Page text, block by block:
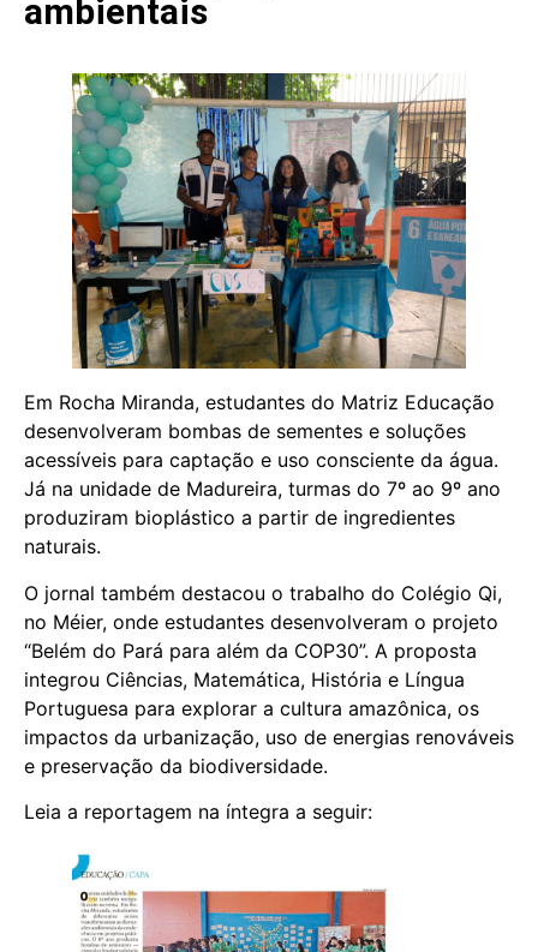
ambientais
Em Rocha Miranda, estudantes do Matriz Educação
desenvolveram bombas de sementes e soluções
acessíveis para captação e uso consciente da água.
Já na unidade de Madureira, turmas do 7º ao 9º ano
produziram bioplástico a partir de ingredientes
naturais.
O jornal também destacou o trabalho do Colégio Qi,
no Méier, onde estudantes desenvolveram o projeto
“Belém do Pará para além da COP30”. A proposta
integrou Ciências, Matemática, História e Língua
Portuguesa para explorar a cultura amazônica, os
impactos da urbanização, uso de energias renováveis
e preservação da biodiversidade.
Leia a reportagem na íntegra a seguir: